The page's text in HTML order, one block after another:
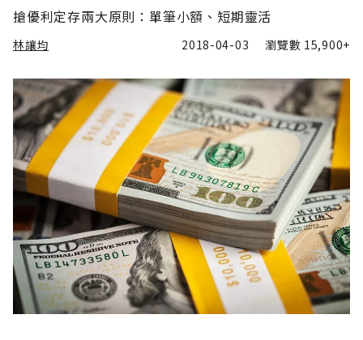
搶優利定存兩大原則：單筆小額、短期靈活
林讓均 2018-04-03 瀏覽數 15,900+